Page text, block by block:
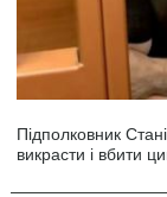
Підполковник
викрасти і вбити